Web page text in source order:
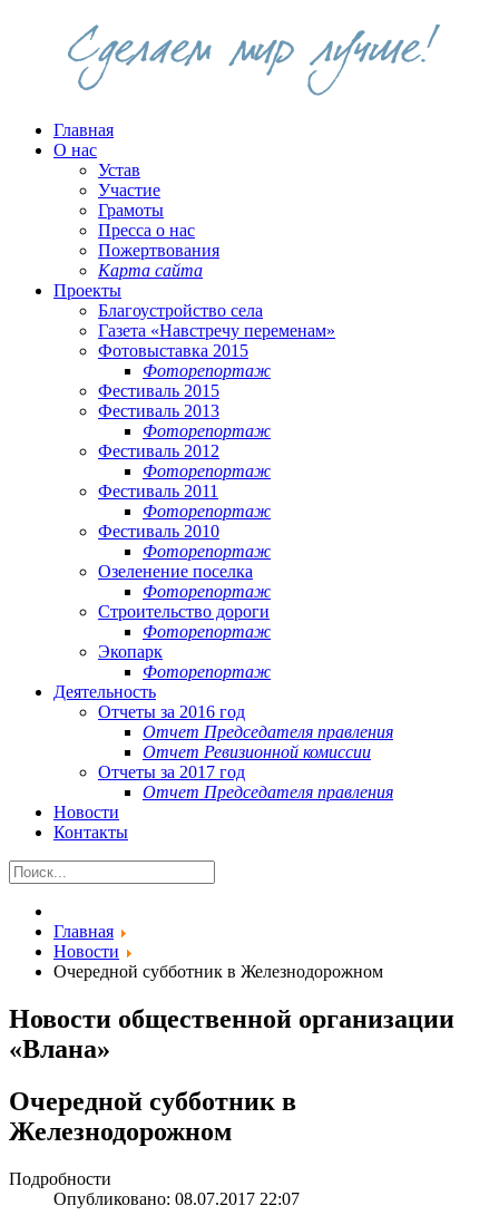
Главная
О нас
Устав
Участие
Грамоты
Пресса о нас
Пожертвования
Карта сайта
Проекты
Благоустройство села
Газета «Навстречу переменам»
Фотовыставка 2015
Фоторепортаж
Фестиваль 2015
Фестиваль 2013
Фоторепортаж
Фестиваль 2012
Фоторепортаж
Фестиваль 2011
Фоторепортаж
Фестиваль 2010
Фоторепортаж
Озеленение поселка
Фоторепортаж
Строительство дороги
Фоторепортаж
Экопарк
Фоторепортаж
Деятельность
Отчеты за 2016 год
Отчет Председателя правления
Отчет Ревизионной комиссии
Отчеты за 2017 год
Отчет Председателя правления
Новости
Контакты
Главная
Новости
Очередной субботник в Железнодорожном
Новости общественной организации
«Влана»
Очередной субботник в
Железнодорожном
Подробности
Опубликовано: 08.07.2017 22:07